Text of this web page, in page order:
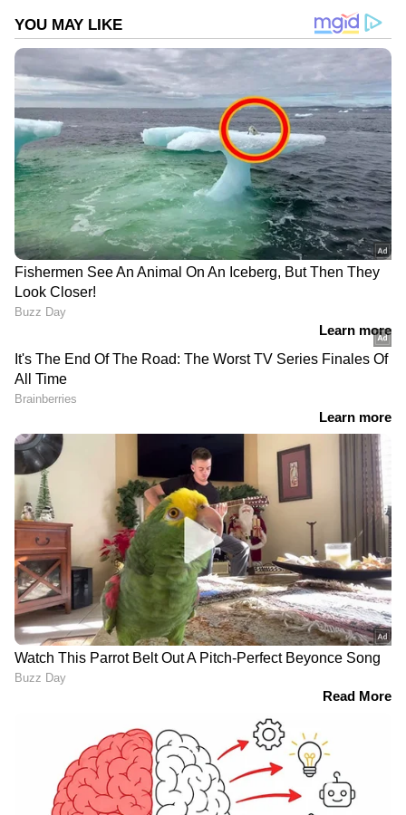
Read also:സന്ദര്‍ശക വിസയില്‍
പിതാവിന്റെ അടുത്തെത്തിയ മൂന്നര
സൗദി അറേബ്യയില്‍ നിര്യാതനായ ക്ലാരി
അബൂബക്കര്‍ ഹാജിയുടെ മൃതദേഹം
DOWNLOAD APP
ഏഷ്യാനെറ്റ് ന്യൂസ് മലയാളത്തിലൂടെPravasi
Malayali News
Gulf News in Malayalam
വിജയകഥകളും വെല്ലുവിളികളുമൊക്കെ —
പ്രവാസലോകത്തിന്റെ സ്പന്ദനം നേരിട്ട്
അനുഭവിക്കാൻAsianet News Malayalam